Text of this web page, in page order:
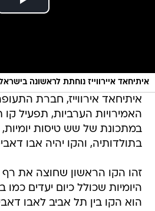
איתיחאד איירווייז נוחתת לראשונה
איתיחאד אירווייז, חברת
האמירויות הערביות, תפעיל
במתכונת של שש טיסות
בתולדותיה, והקו יהיה אבו
זהו הקו הראשון שחוצה את
היומיות שכולל כיום יעדים כמו